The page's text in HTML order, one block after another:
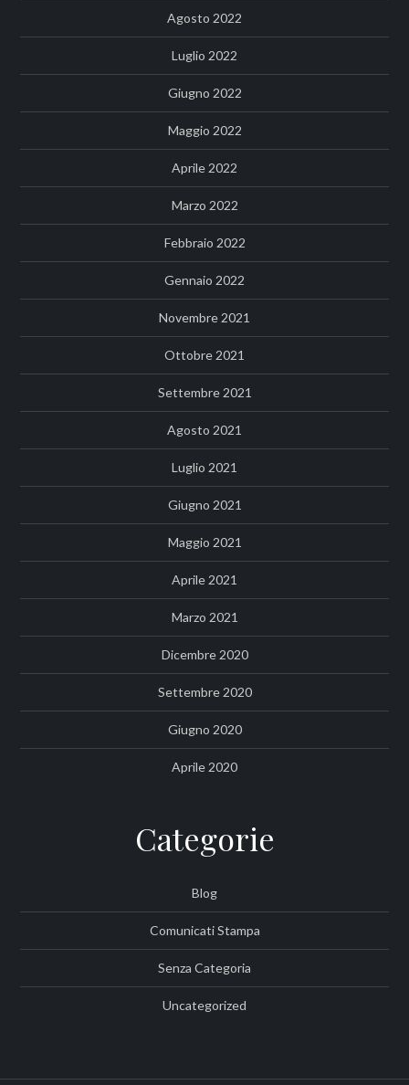
Agosto 2022
Luglio 2022
Giugno 2022
Maggio 2022
Aprile 2022
Marzo 2022
Febbraio 2022
Gennaio 2022
Novembre 2021
Ottobre 2021
Settembre 2021
Agosto 2021
Luglio 2021
Giugno 2021
Maggio 2021
Aprile 2021
Marzo 2021
Dicembre 2020
Settembre 2020
Giugno 2020
Aprile 2020
Categorie
Blog
Comunicati Stampa
Senza Categoria
Uncategorized